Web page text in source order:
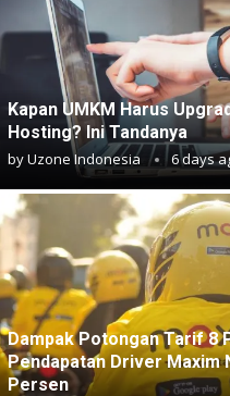
Kapan UMKM Harus
Hosting? Ini Tandanya
byUzone Indonesia 6 days
Dampak Potongan Tarif 8
Pendapatan Driver Maxim
Persen